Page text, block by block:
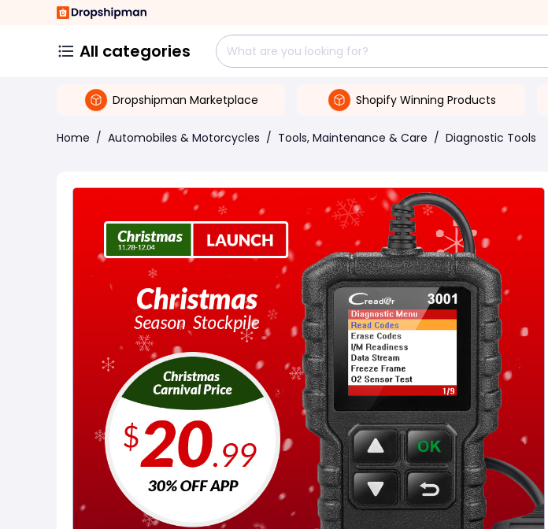
All categories
Dropshipman Marketplace Shopify Winning Products
Home / Automobiles & Motorcycles / Tools, Maintenance & Care / Diagnostic Tools